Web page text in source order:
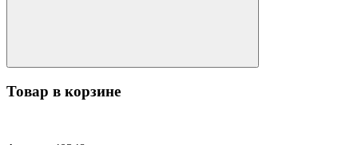
Товар в корзине